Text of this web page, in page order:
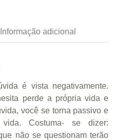
Informação adicional
é vista negativamente.
perde a própria vida e
você se torna passivo e
Costuma- se dizer:
não se questionam terão